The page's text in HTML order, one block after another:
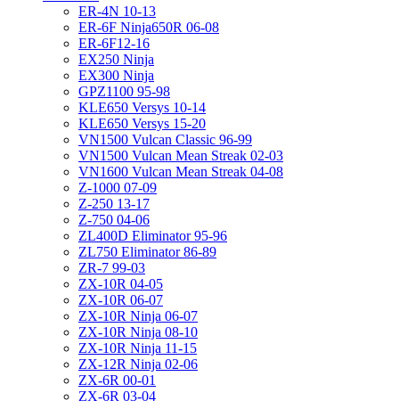
ER-4N 10-13
ER-6F Ninja650R 06-08
ER-6F12-16
EX250 Ninja
EX300 Ninja
GPZ1100 95-98
KLE650 Versys 10-14
KLE650 Versys 15-20
VN1500 Vulcan Classic 96-99
VN1500 Vulcan Mean Streak 02-03
VN1600 Vulcan Mean Streak 04-08
Z-1000 07-09
Z-250 13-17
Z-750 04-06
ZL400D Eliminator 95-96
ZL750 Eliminator 86-89
ZR-7 99-03
ZX-10R 04-05
ZX-10R 06-07
ZX-10R Ninja 06-07
ZX-10R Ninja 08-10
ZX-10R Ninja 11-15
ZX-12R Ninja 02-06
ZX-6R 00-01
ZX-6R 03-04